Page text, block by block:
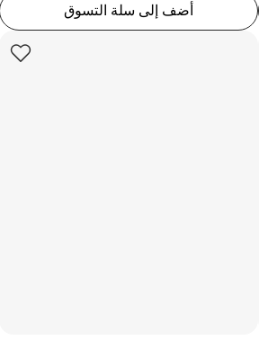
أضف إلى سلة التسوق